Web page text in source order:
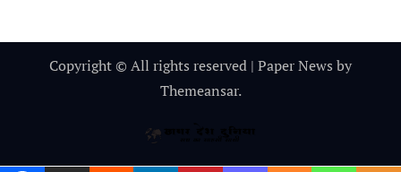
Copyright © All rights reserved | Paper News by
Themeansar.